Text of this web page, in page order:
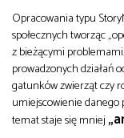
Opracowania typu
społecznych tworząc
z bieżącymi
prowadzonych działań
gatunków zwierząt czy
umiejscowienie
temat staje się mniej